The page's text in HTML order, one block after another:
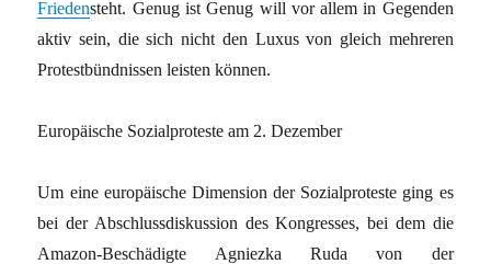
Friedensteht. Genug ist Genug will vor allem in Gegenden
aktiv sein, die sich nicht den Luxus von gleich mehreren
Protestbündnissen leisten können.
Europäische Sozialproteste am 2. Dezember
Um eine europäische Dimension der Sozialproteste ging es
bei der Abschlussdiskussion des Kongresses, bei dem die
Amazon-Beschädigte Agniezka Ruda von der